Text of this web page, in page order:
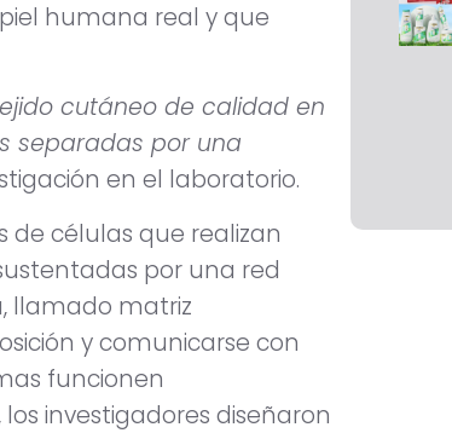
humana real y que
cutáneo de calidad en
separadas por una
en el laboratorio.
de células que realizan
por una red
llamado matriz
y comunicarse con
funcionen
investigadores diseñaron